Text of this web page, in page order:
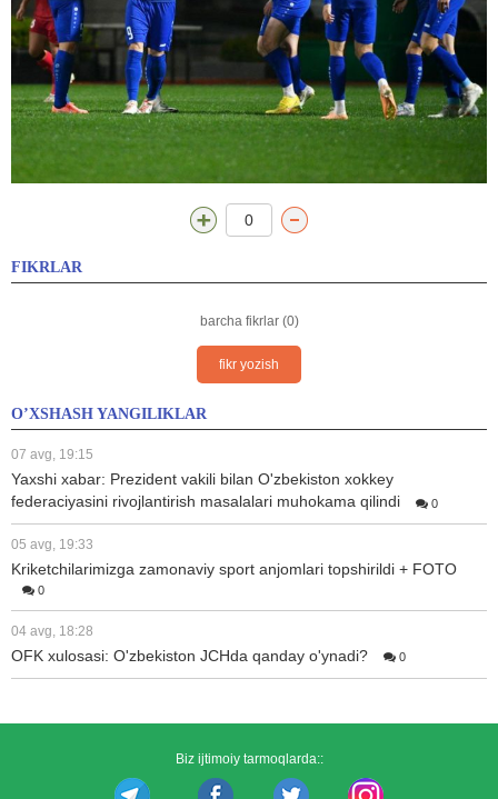
0
FIKRLAR
barcha fikrlar (0)
fikr yozish
O’XSHASH YANGILIKLAR
07 avg, 19:15
Yaxshi xabar: Prezident vakili bilan O'zbekiston xokkey
federaciyasini rivojlantirish masalalari muhokama qilindi
0
05 avg, 19:33
Kriketchilarimizga zamonaviy sport anjomlari topshirildi + FOTO
0
04 avg, 18:28
OFK xulosasi: O'zbekiston JCHda qanday o'ynadi? 0
Biz ijtimoiy tarmoqlarda::